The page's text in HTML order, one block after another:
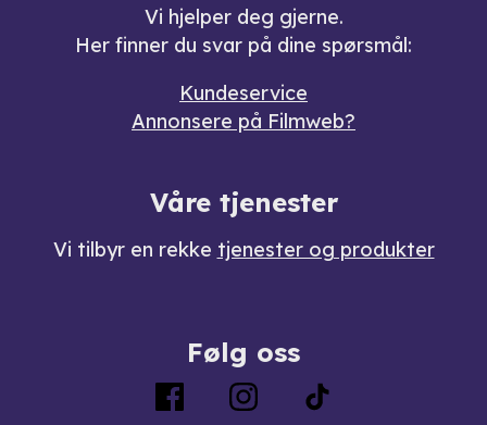
Vi hjelper deg gjerne.
Her finner du svar på dine spørsmål:
Kundeservice
Annonsere på Filmweb?
Våre tjenester
Vi tilbyr en rekke tjenester og produkter
Følg oss